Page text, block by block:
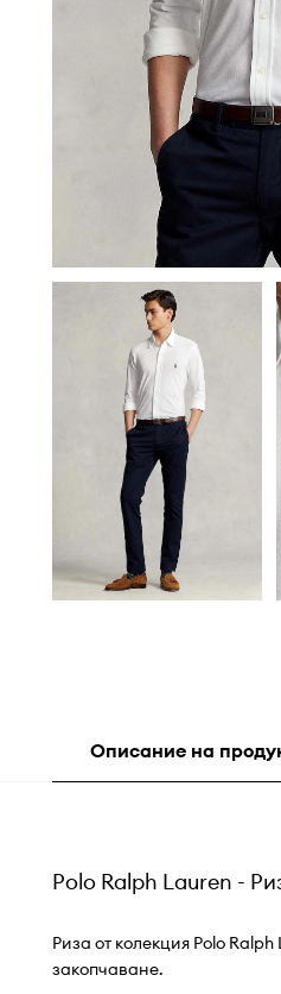
Описание на
Polo Ralph Lauren -
Риза от колекция Polo
закопчаване.